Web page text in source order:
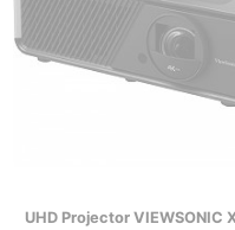
UHD Projector VIEWSONIC